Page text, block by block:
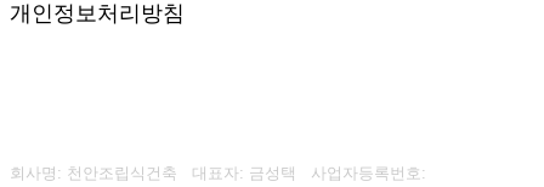
개인정보처리방침
회사명: 천안조립식건축 대표자: 금성택 사업자등록번호: